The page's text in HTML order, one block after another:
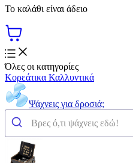
Το καλάθι είναι άδειο
Όλες οι κατηγορίες
Κορεάτικα Καλλυντικά
Ψάχνεις για δροσιά;